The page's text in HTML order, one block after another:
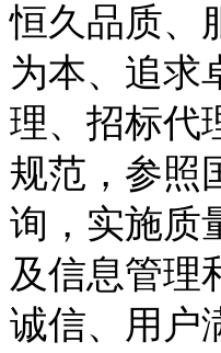
恒久品质、
为本、追求
理、招标代
规范，参照
询，实施质
及信息管理
诚信、用户